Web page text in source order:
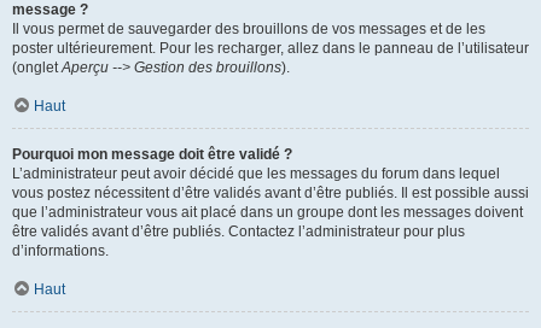
message ?
Il vous permet de sauvegarder des brouillons de vos messages et de les
poster ultérieurement. Pour les recharger, allez dans le panneau de l’utilisateur
(ongletAperçu --> Gestion des brouillons).
Haut
Pourquoi mon message doit être validé ?
L’administrateur peut avoir décidé que les messages du forum dans lequel
vous postez nécessitent d’être validés avant d’être publiés. Il est possible aussi
que l’administrateur vous ait placé dans un groupe dont les messages doivent
être validés avant d’être publiés. Contactez l’administrateur pour plus
d’informations.
Haut